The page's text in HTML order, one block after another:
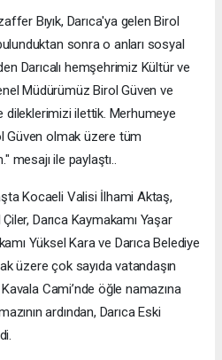
Bıyık, Darıca'ya gelen Birol
sonra o anları sosyal
Darıcalı hemşehrimiz Kültür ve
Müdürümüz Birol Güven ve
ilettik. Merhumeye
Güven olmak üzere tüm
mesajı ile paylaştı..
Kocaeli Valisi İlhami Aktaş,
Darıca Kaymakamı Yaşar
Yüksel Kara ve Darıca Belediye
üzere çok sayıda vatandaşın
Kavala Cami’nde öğle namazına
ardından, Darıca Eski